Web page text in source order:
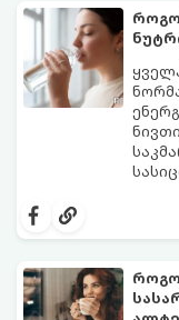
და
და